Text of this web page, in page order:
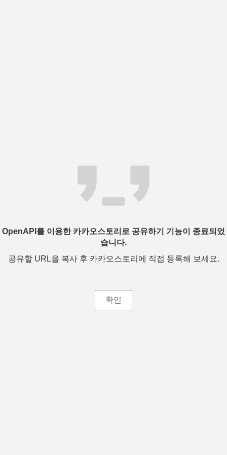
OpenAPI를 이용한 카카오스토리로 공유하기 기능이 종료되었
습니다.
공유할 URL을 복사 후 카카오스토리에 직접 등록해 보세요.
확인